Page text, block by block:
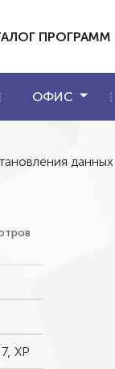
ПРОГРАММ
ОФИС
данных
XP